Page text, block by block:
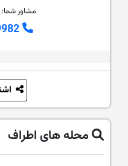
مشاور شما:
09120039982
محله های اطراف